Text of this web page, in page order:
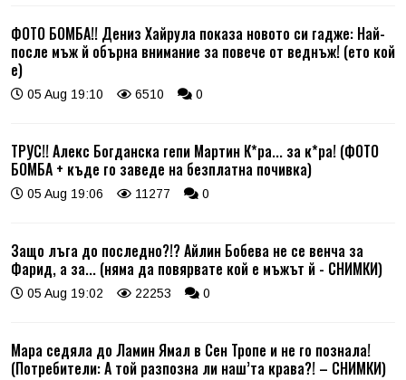
ФОТО БОМБА!! Дениз Хайрула показа новото си гадже: Най-
после мъж й обърна внимание за повече от веднъж! (ето кой
е)
05 Aug 19:10 6510 0
ТРУС!! Алекс Богданска гепи Мартин К*ра... за к*ра! (ФОТО
БОМБА + къде го заведе на безплатна почивка)
05 Aug 19:06 11277 0
Защо лъга до последно?!? Айлин Бобева не се венча за
Фарид, а за... (няма да повярвате кой е мъжът й - СНИМКИ)
05 Aug 19:02 22253 0
Мара седяла до Ламин Ямал в Сен Тропе и не го познала!
(Потребители: А той разпозна ли наш’та крава?! – СНИМКИ)